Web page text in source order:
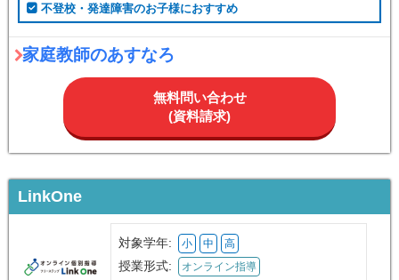
不登校・発達障害のお子様におすすめ
家庭教師のあすなろ
無料問い合わせ
(資料請求)
LinkOne
対象学年: 小 中 高
授業形式: オンライン指導